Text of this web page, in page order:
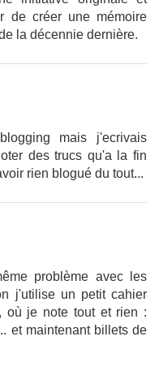
de créer une mémoire
la décennie dernière.
mais j'ecrivais
des trucs qu'a la fin
rien blogué du tout...
problème avec les
j'utilise un petit cahier
où je note tout et rien :
et maintenant billets de